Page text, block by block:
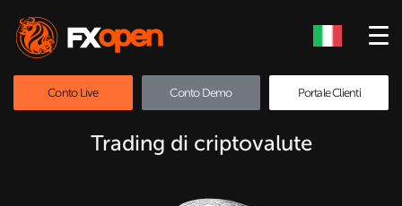
Conto Live Conto Demo Portale Clienti
Trading di criptovalute